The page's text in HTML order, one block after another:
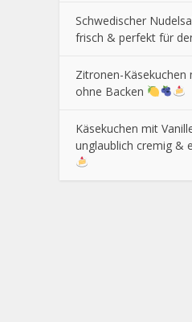
Schwedischer
frisch & perfekt für
Zitronen-Käsekuchen
ohne Backen
Käsekuchen mit
unglaublich cremig &